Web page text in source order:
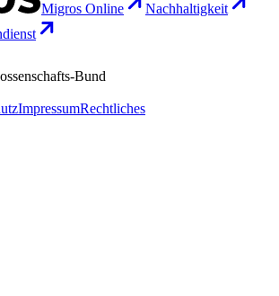
Migros Online
Nachhaltigkeit
Bund
ImpressumRechtliches